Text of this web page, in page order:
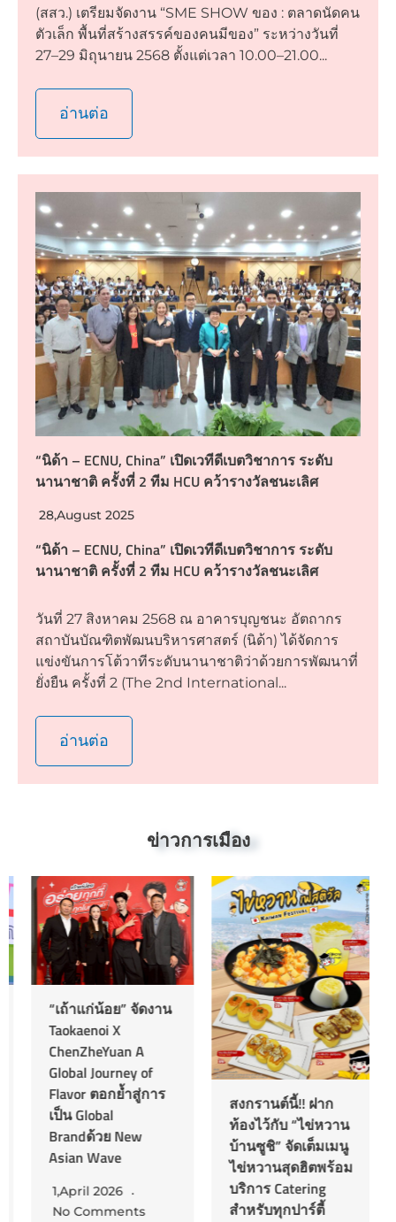
(สสว.) เตรียมจัดงาน “SME SHOW ของ : ตลาดนัดคน
ตัวเล็ก พื้นที่สร้างสรรค์ของคนมีของ” ระหว่างวันที่
27–29 มิถุนายน 2568 ตั้งแต่เวลา 10.00–21.00...
อ่านต่อ
“นิด้า – ECNU, China” เปิดเวทีดีเบตวิชาการ ระดับ
นานาชาติ ครั้งที่ 2 ทีม HCU คว้ารางวัลชนะเลิศ
28,August 2025
“นิด้า – ECNU, China” เปิดเวทีดีเบตวิชาการ ระดับ
นานาชาติ ครั้งที่ 2 ทีม HCU คว้ารางวัลชนะเลิศ
วันที่ 27 สิงหาคม 2568 ณ อาคารบุญชนะ อัตถากร
สถาบันบัณฑิตพัฒนบริหารศาสตร์ (นิด้า) ได้จัดการ
แข่งขันการโต้วาทีระดับนานาชาติว่าด้วยการพัฒนาที่
ยั่งยืน ครั้งที่ 2 (The 2nd International...
อ่านต่อ
ข่าวการเมือง
“เถ้าแก่น้อย” จัดงาน
Taokaenoi X
ChenZheYuan A
Global Journey of
Flavor ตอกย้ำสู่การ
เป็น Global
Brandด้วย New
Asian Wave
1,April 2026
No Comments
สงกรานต์นี้!! ฝาก
ท้องไว้กับ “ไข่หวาน
บ้านซูชิ” จัดเต็มเมนู
ไข่หวานสุดฮิตพร้อม
บริการ Catering
สำหรับทุกปาร์ตี้